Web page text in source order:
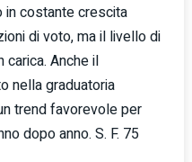
in costante crescita
di voto, ma il livello di
Anche il
nella graduatoria
trend favorevole per
dopo anno. S. F. 75